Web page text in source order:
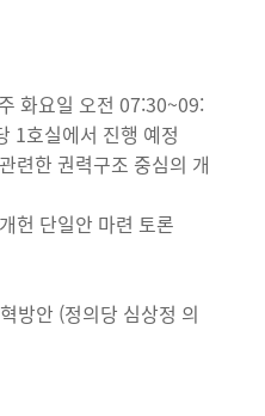
화요일 오전 07:30~09:
1호실에서 진행 예정
련한 권력구조 중심의 개
헌 단일안 마련 토론
방안 (정의당 심상정 의